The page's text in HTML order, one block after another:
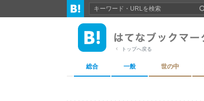
トップへ戻る
総合 一般 世の中